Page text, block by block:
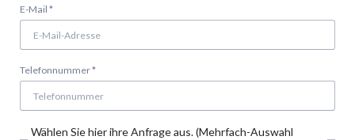
Pflichtfeld
E-Mail *
Pflichtfeld
Telefonnummer*
Wählen Sie hier ihre Anfrage aus. (Mehrfach-Auswahl